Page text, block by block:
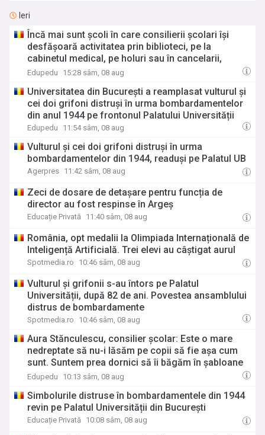
Ieri
Încă mai sunt școli în care consilierii școlari își
desfășoară activitatea prin biblioteci, pe la
cabinetul medical, pe holuri sau în cancelarii,
atrage atenția consilierul școlar Aura Stănculescu /
destăinui nimic niciodată
Edupedu 15:28 sâm, 08 aug
Universitatea din București a reamplasat vulturul și
cei doi grifoni distruși în urma bombardamentelor
din anul 1944 pe frontonul Palatului Universității
Edupedu 11:54 sâm, 08 aug
Vulturul și cei doi grifoni distruși în urma
bombardamentelor din 1944, readuși pe Palatul UB
Agerpres 11:42 sâm, 08 aug
Zeci de dosare de detașare pentru funcția de
director au fost respinse în Argeș
Educație Privată 11:40 sâm, 08 aug
România, opt medalii la Olimpiada Internațională de
Inteligență Artificială. Trei elevi au câștigat aurul
Spotmedia.ro 10:46 sâm, 08 aug
Vulturul și grifonii s-au întors pe Palatul
Universității, după 82 de ani. Povestea ansamblului
distrus de bombardamente
Spotmedia.ro 10:46 sâm, 08 aug
Aura Stănculescu, consilier școlar: Este o mare
nedreptate să nu-i lăsăm pe copii să fie așa cum
sunt. Suntem prea dornici să îi băgăm în șabloane
și să-i corectăm / Dorința noastră de a-i aduce pe
la nivel personal
Edupedu 10:13 sâm, 08 aug
Simbolurile distruse în bombardamentele din 1944
revin pe Palatul Universității din București
Educație Privată 10:08 sâm, 08 aug